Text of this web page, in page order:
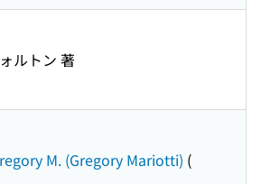
ルトン 著
M. (Gregory Mariotti) (